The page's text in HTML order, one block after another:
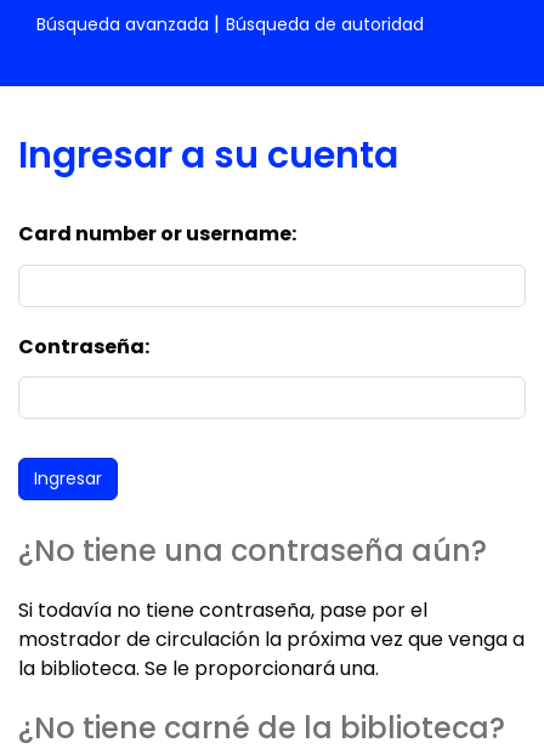
Búsqueda avanzada
Búsqueda de autoridad
Ingresar a su cuenta
Card number or username:
Contraseña:
¿No tiene una contraseña aún?
Si todavía no tiene contraseña, pase por el
mostrador de circulación la próxima vez que venga a
la biblioteca. Se le proporcionará una.
¿No tiene carné de la biblioteca?